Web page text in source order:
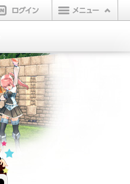
ログイン